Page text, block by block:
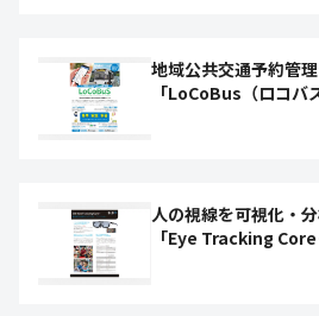
地域公共交通予約管
「LoCoBus（ロコバ
人の視線を可視化・
「Eye Tracking Core